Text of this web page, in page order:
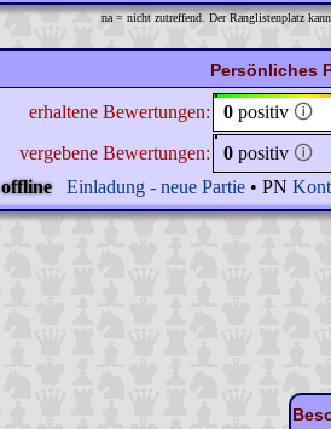
na = nicht zutreffend. Der Ranglistenplatz
Persönliches
erhaltene Bewertungen: 0 positiv 🛈
vergebene Bewertungen:
0 positiv 🛈
offline
Einladung - neue Partie • PN